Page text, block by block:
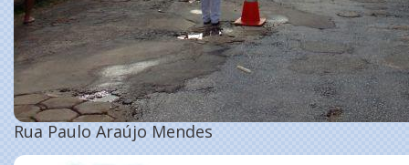
Rua Paulo Araújo Mendes